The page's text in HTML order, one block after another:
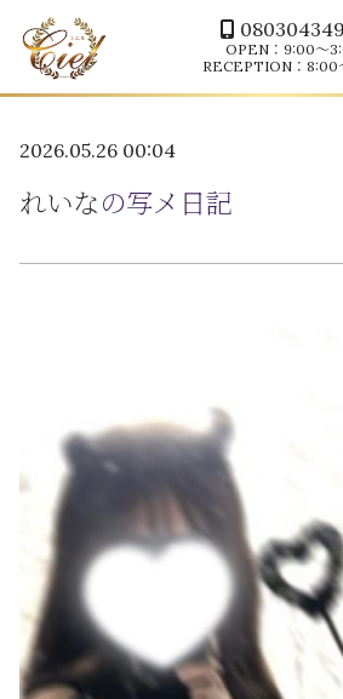
OPEN：9:00～
RECEPTION：8:00
2026.05.26 00:04
れいなの写メ日記